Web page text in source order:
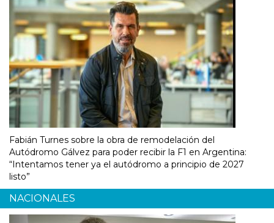
Fabián Turnes sobre la obra de remodelación del
Autódromo Gálvez para poder recibir la F1 en Argentina:
“Intentamos tener ya el autódromo a principio de 2027
listo”
NACIONALES